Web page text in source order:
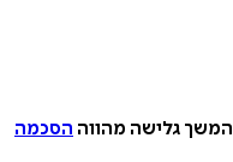
המשך גלישה מהווה הסכמה